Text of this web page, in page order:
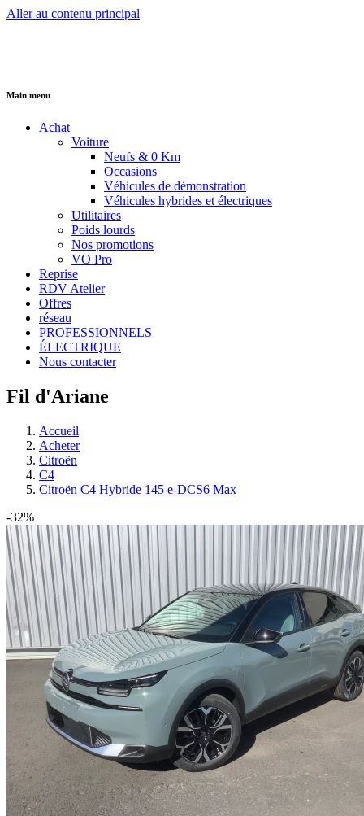
Aller au contenu principal
Main menu
Achat
Voiture
Neufs & 0 Km
Occasions
Véhicules de démonstration
Véhicules hybrides et électriques
Utilitaires
Poids lourds
Nos promotions
VO Pro
Reprise
RDV Atelier
Offres
réseau
PROFESSIONNELS
ÉLECTRIQUE
Nous contacter
Fil d'Ariane
Accueil
Acheter
Citroën
C4
Citroën C4 Hybride 145 e-DCS6 Max
-32%